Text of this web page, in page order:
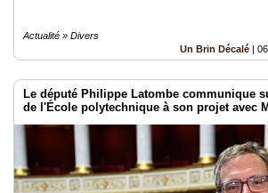
Actualité » Divers
Un Brin Décalé |
Le député Philippe Latombe communique
de l'École polytechnique à son projet avec